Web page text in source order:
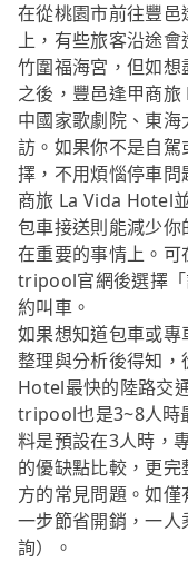
在從桃園市前往豐
上，有些旅客沿途會
竹圍福海宮，但如
之後，豐邑逢甲商
中國家歌劇院、東
訪。如果你不是自
擇，不用煩惱停車
商旅 La Vida Hotel
包車接送則能減少
在重要的事情上。
tripool官網後選擇「
約叫車。
如果想知道包車或
整理與分析後得知
Hotel最快的陸路交
tripool也是3~8人時
料是預設在3人時，
的優缺點比較，更
方的常見問題。如
一步節省開銷，一
詢）。